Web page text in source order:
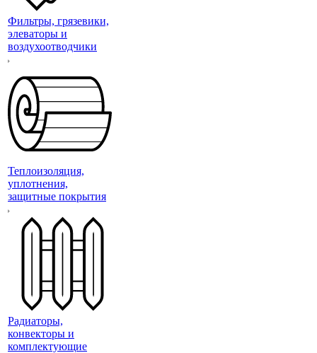
Фильтры, грязевики,
элеваторы и
воздухоотводчики
Теплоизоляция,
уплотнения,
защитные покрытия
Радиаторы,
конвекторы и
комплектующие